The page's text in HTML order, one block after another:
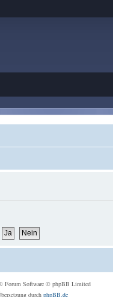
Forum Software © phpBB Limited
durch phpBB.de